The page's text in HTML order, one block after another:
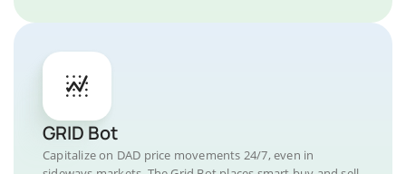
GRID Bot
Capitalize on DAD price movements 24/7, even in